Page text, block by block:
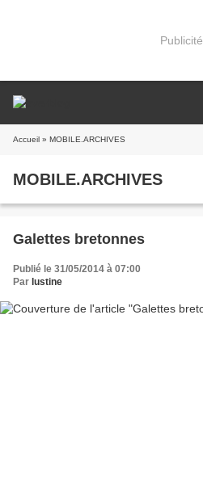
Publicité
Accueil » MOBILE.ARCHIVES
MOBILE.ARCHIVES
Galettes bretonnes
Publié le 31/05/2014 à 07:00
Par lustine